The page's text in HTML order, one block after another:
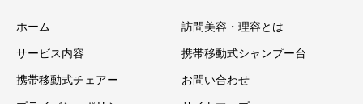
ホーム 訪問美容・理容とは
サービス内容 携帯移動式シャンプー台
携帯移動式チェアー お問い合わせ